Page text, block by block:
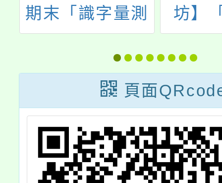
期末「識字量測
驗」開放施測暨
「學習島嶼」
坊】
工
頁面